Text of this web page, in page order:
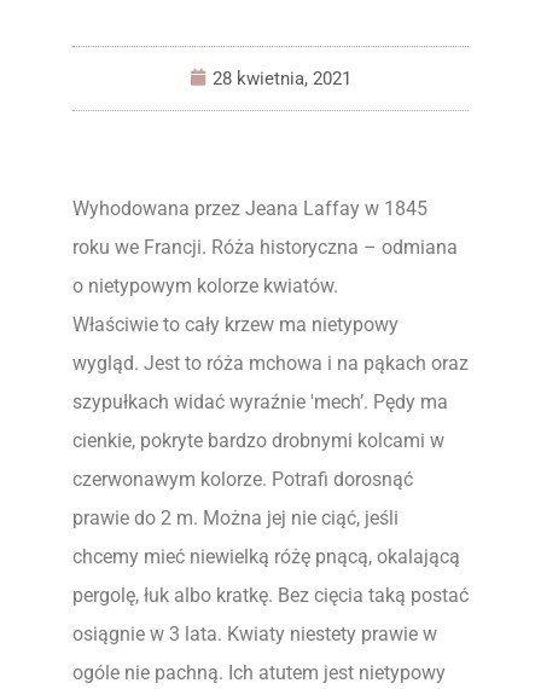
28 kwietnia, 2021
Wyhodowana przez Jeana Laffay w 1845
roku we Francji. Róża historyczna – odmiana
o nietypowym kolorze kwiatów.
Właściwie to cały krzew ma nietypowy
wygląd. Jest to róża mchowa i na pąkach oraz
szypułkach widać wyraźnie 'mech’. Pędy ma
cienkie, pokryte bardzo drobnymi kolcami w
czerwonawym kolorze. Potrafi dorosnąć
prawie do 2 m. Można jej nie ciąć, jeśli
chcemy mieć niewielką różę pnącą, okalającą
pergolę, łuk albo kratkę. Bez cięcia taką postać
osiągnie w 3 lata. Kwiaty niestety prawie w
ogóle nie pachną. Ich atutem jest nietypowy